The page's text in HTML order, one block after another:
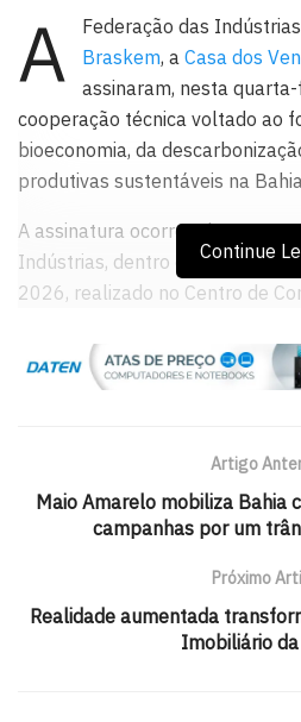
A
Federação das
Braskem, a Casa dos
assinaram, nesta
cooperação técnica voltado ao
bioeconomia, da
produtivas sustentáveis na
A assinatura ocorreu durante o
Indústrias, dentro da
2026, realizado no Centro de
Programa Indústria Verde
O acordo integra o Programa
Troca de informações e
Mapeamento de
Fortalecimento da
Continue
Artigo
Maio Amarelo mobiliza Bahia
campanhas por um
Próximo
Realidade aumentada
Imobiliário